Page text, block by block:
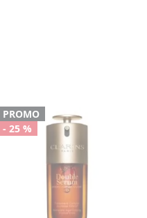
PROMO
- 25 %